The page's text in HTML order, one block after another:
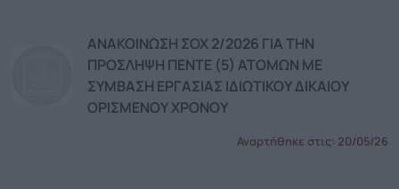
ΑΝΑΚΟΙΝΩΣΗ ΣΟΧ 2/2026 ΓΙΑ ΤΗΝ
ΠΡΟΣΛΗΨΗ ΠΕΝΤΕ (5) ΑΤΟΜΩΝ ΜΕ
ΣΥΜΒΑΣΗ ΕΡΓΑΣΙΑΣ ΙΔΙΩΤΙΚΟΥ ΔΙΚΑΙΟΥ
ΟΡΙΣΜΕΝΟΥ ΧΡΟΝΟΥ
Αναρτήθηκε στις: 20/05/26